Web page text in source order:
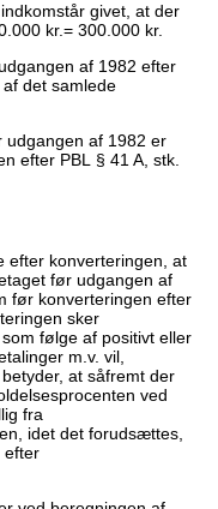
givet, at der
kr.= 300.000 kr.
af 1982 efter
det samlede
udgangen af 1982 er
efter PBL § 41 A, stk.
efter konverteringen, at
før udgangen af
før konverteringen efter
sker
følge af positivt eller
m.v. vil,
at såfremt der
ved
fra
idet det forudsættes,
efter